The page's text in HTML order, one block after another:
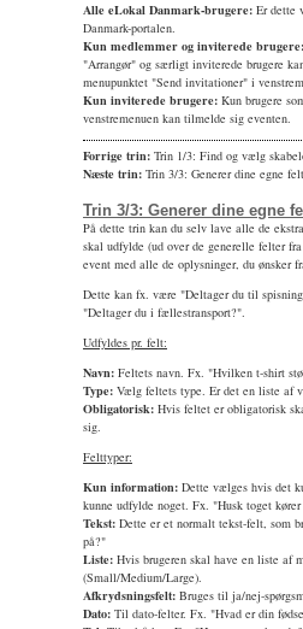
Alle eLokal Danmark-brugere: Er dette
Danmark-portalen.
Kun medlemmer og inviterede brugere:
"Arrangør" og særligt inviterede brugere
menupunktet "Send invitationer" i
Kun inviterede brugere: Kun brugere
venstremenuen kan tilmelde sig eventen.
Forrige trin: Trin 1/3: Find og vælg
Næste trin: Trin 3/3: Generer dine egne
Trin 3/3: Generer dine egne
På dette trin kan du selv lave alle de
skal udfylde (ud over de generelle felter
event med alle de oplysninger, du ønsker
Dette kan fx. være "Deltager du til
"Deltager du i fællestransport?".
Udfyldes pr. felt:
Navn: Feltets navn. Fx. "Hvilken t-shirt
Type: Vælg feltets type. Er det en liste af
Obligatorisk: Hvis feltet er obligatorisk
sig.
Felttyper:
Kun information: Dette vælges hvis det
kunne udfylde noget. Fx. "Husk toget
Tekst: Dette er et normalt tekst-felt, som
på?"
Liste: Hvis brugeren skal have en liste af
(Small/Medium/Large).
Afkrydsningsfelt: Bruges til ja/nej-
Dato: Til dato-felter. Fx. "Hvad er din